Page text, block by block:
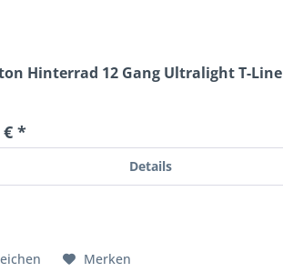
Hinterrad 12 Gang Ultralight T-Line
€ *
Details
Merken